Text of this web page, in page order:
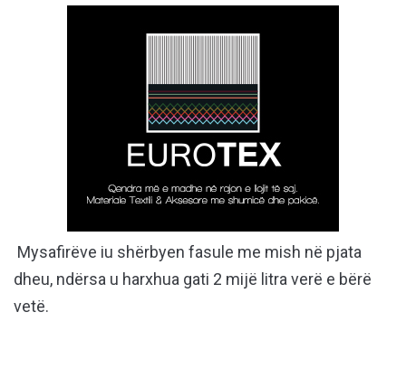
Mysafirëve iu shërbyen fasule me mish në pjata
dheu, ndërsa u harxhua gati 2 mijë litra verë e bërë
vetë.